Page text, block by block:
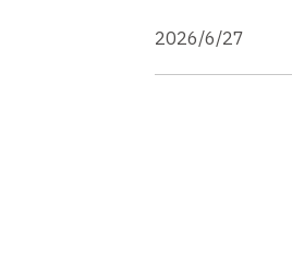
2026/6/27